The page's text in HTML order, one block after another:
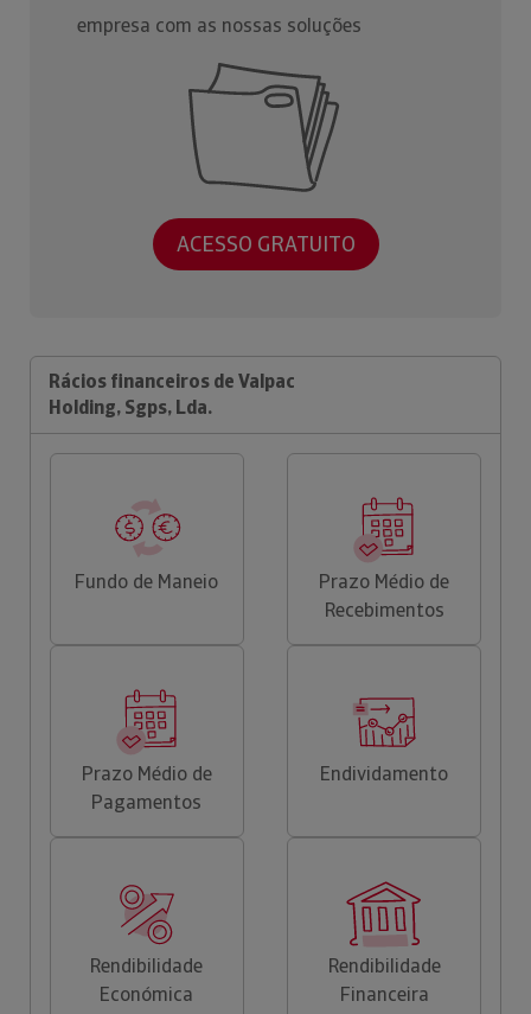
empresa com as nossas soluções
ACESSO GRATUITO
Rácios financeiros de Valpac
Holding, Sgps, Lda.
Fundo de Maneio
Prazo Médio de
Recebimentos
Prazo Médio de
Pagamentos
Endividamento
Rendibilidade
Económica
Rendibilidade
Financeira